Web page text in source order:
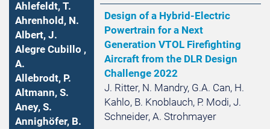
Ahlefeldt, T.
Ahrenhold, N.
Albert, J.
Alegre Cubillo ,
A.
Allebrodt, P.
Altmann, S.
Aney, S.
Annighöfer, B.
Design of a Hybrid-Electric
Powertrain for a Next
Generation VTOL Firefighting
Aircraft from the DLR Design
Challenge 2022
J. Ritter, N. Mandry, G.A. Can, H.
Kahlo, B. Knoblauch, P. Modi, J.
Schneider, A. Strohmayer